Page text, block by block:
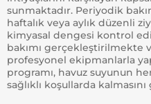
sunmaktadır. Periyodik
haftalık veya aylık düzenli
kimyasal dengesi kontrol
bakımı
profesyonel ekipmanlarla
programı, havuz suyunun
sağlıklı koşullarda